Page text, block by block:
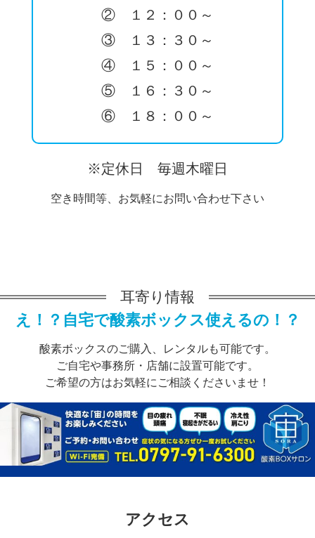
② １２：００～
③ １３：３０～
④ １５：００～
⑤ １６：３０～
⑥ １８：００～
※定休日 毎週木曜日
空き時間等、お気軽にお問い合わせ下さい
耳寄り情報
え！？自宅で酸素ボックス使えるの！？
酸素ボックスのご購入、レンタルも可能です。
ご自宅や事務所・店舗に設置可能です。
ご希望の方はお気軽にご相談くださいませ！
アクセス